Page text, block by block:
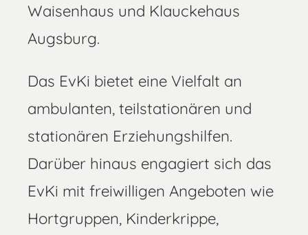
Waisenhaus und Klauckehaus
Augsburg.
Das EvKi bietet eine Vielfalt an
ambulanten, teilstationären und
stationären Erziehungshilfen.
Darüber hinaus engagiert sich das
EvKi mit freiwilligen Angeboten wie
Hortgruppen, Kinderkrippe,